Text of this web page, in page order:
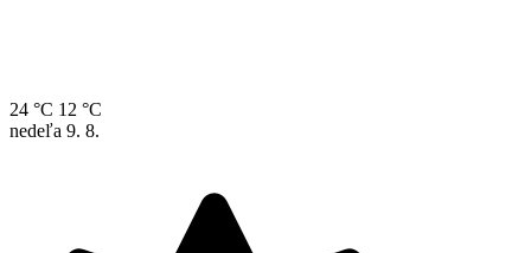
24 °C 12 °C
nedeľa 9. 8.